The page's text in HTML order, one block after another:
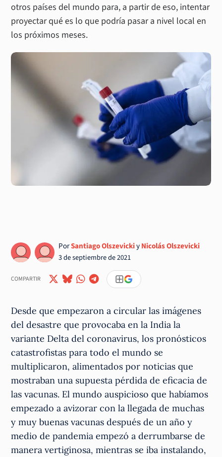
otros países del mundo para, a partir de eso, intentar
proyectar qué es lo que podría pasar a nivel local en
los próximos meses.
PorSantiago OlszevickiyNicolás Olszevicki
3 de septiembre de 2021
COMPARTIR
Desde que empezaron a circular las imágenes
del desastre que provocaba en la India la
variante Delta del coronavirus, los pronósticos
catastrofistas para todo el mundo se
multiplicaron, alimentados por noticias que
mostraban una supuesta pérdida de eficacia de
las vacunas. El mundo auspicioso que habíamos
empezado a avizorar con la llegada de muchas
y muy buenas vacunas después de un año y
medio de pandemia empezó a derrumbarse de
manera vertiginosa, mientras se iba instalando,